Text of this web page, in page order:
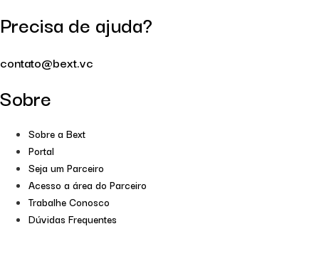
Precisa de ajuda?
contato@bext.vc
Sobre
Sobre a Bext
Portal
Seja um Parceiro
Acesso a área do Parceiro
Trabalhe Conosco
Dúvidas Frequentes